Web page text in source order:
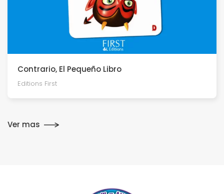
Contrario, El Pequeño Libro
Editions First
Ver mas